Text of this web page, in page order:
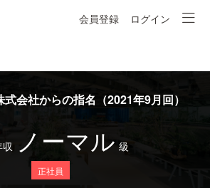
会員登録 ログイン
会社からの指名（2021年9月回）
ノーマル 級
正社員